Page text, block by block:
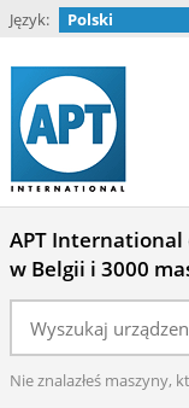
Język: Polski
APT International
w Belgii i 3000
Nie znalazłeś maszyny,